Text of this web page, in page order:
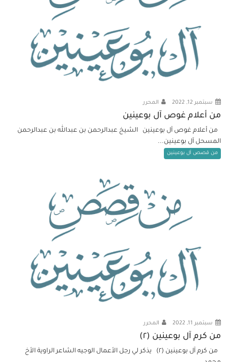
سبتمبر 12, 2022 المحرر
من أعلام غوص آل بوعينين
من أعلام غوص آل بوعينين الشيخ عبدالرحمن بن عبدالله بن عبدالرحمن
المسحل آل بوعينين...
من قصص آل بوعينين
سبتمبر 11, 2022 المحرر
من كرم آل بوعينين (٢)
من كرم آل بوعينين (٢) يذكر لي رجل الأعمال الوجيه الشاعر الراوية الأخ